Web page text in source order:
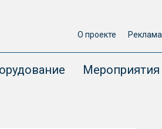
О проекте Реклама
Мероприятия